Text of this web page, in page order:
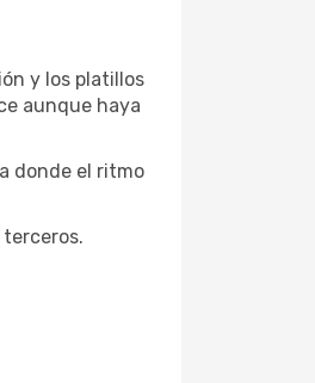
y los platillos
aunque haya
donde el ritmo